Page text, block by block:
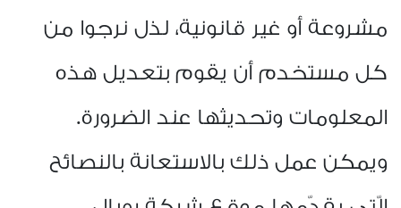
مشروعة أو غير قانونية، لذل نرجوا من
كل مستخدم أن يقوم بتعديل هذه
المعلومات وتحديثها عند الضرورة.
ويمكن عمل ذلك بالاستعانة بالنصائح